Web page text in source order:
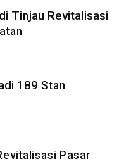
Tinjau Revitalisasi
189 Stan
Pasar